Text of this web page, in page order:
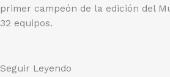
primer campeón de la edición del
32 equipos.
Seguir Leyendo